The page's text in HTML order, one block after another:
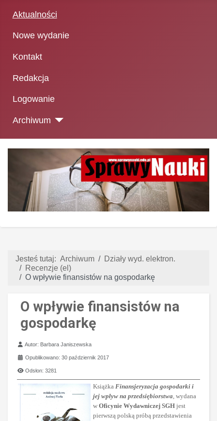
Aktualności
Nowe wydanie
Kontakt
Redakcja
Logowanie
Archiwum
Jesteś tutaj: Archiwum
Działy wyd. elektron.
Recenzje (el)
O wpływie finansistów na gospodarkę
O wpływie finansistów na
gospodarkę
Szczegóły
Autor: Barbara Janiszewska
Opublikowano: 30 październik 2017
Odsłon: 3281
Książka Finansjeryzacja gospodarki i
jej wpływ na przedsiębiorstwa, wydana
w Oficynie Wydawniczej SGH jest
pierwszą polską próbą przedstawienia